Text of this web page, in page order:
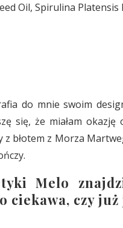
Oil, Spirulina
do mnie swoim
się, że miałam okazję
błotem z Morza
Melo
ciekawa, czy